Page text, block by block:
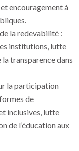
encouragement à
la redevabilité :
institutions, lutte
transparence dans
la participation
de
inclusives, lutte
de l’éducation aux